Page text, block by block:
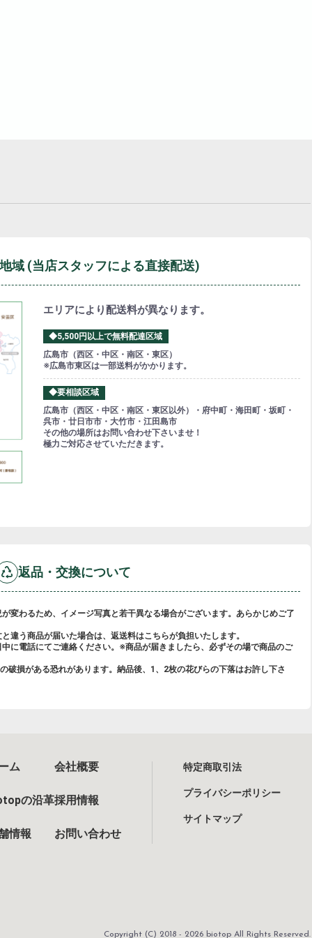
域 (当店スタッフによる直接配送)
エリアにより配送料が異なります。
◆5,500円以上で無料配達区域
広島市（西区・中区・南区・東区）
※広島市東区は一部送料がかかります。
◆要相談区域
広島市（西区・中区・南区・東区以外）・府中町・海田町・坂町・
呉市・廿日市市・大竹市・江田島市
その他の場所はお問い合わせ下さいませ！
極力ご対応させていただきます。
返品・交換について
変わるため、イメージ写真と若干異なる場合がございます。あらかじめご了
違う商品が届いた場合は、返送料はこちらが負担いたします。
に電話にてご連絡ください。※商品が届きましたら、必ずその場で商品のご
破損がある恐れがあります。納品後、1、2枚の花びらの下落はお許し下さ
ム
の沿革
情報
会社概要
採用情報
お問い合わせ
特定商取引法
プライバシーポリシー
サイトマップ
Copyright (C) 2018 - 2026 biotop All Rights Reserved.